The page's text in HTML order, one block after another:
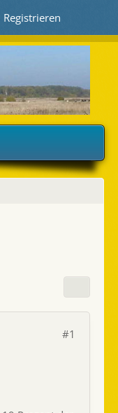
Registrieren
#1